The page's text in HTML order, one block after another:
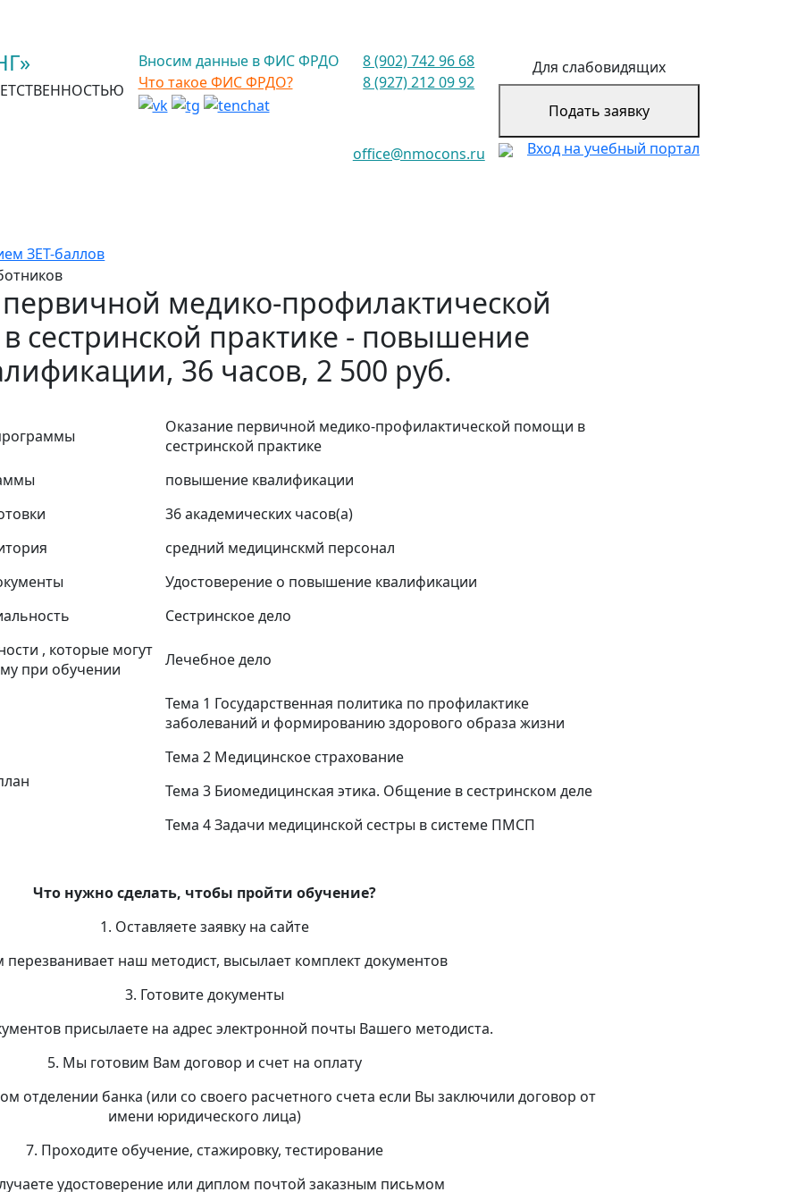
Вносим данные в ФИС ФРДО
Что такое ФИС ФРДО?
8 (902) 742 96 68
8 (927) 212 09 92
office@nmocons.ru
Для слабовидящих
Подать заявку
Вход на учебный портал
ЗЕТ-баллов
медико-профилактической
сестринской практике - повышение
36 часов, 2 500 руб.
Оказание первичной медико-профилактической помощи в
сестринской практике
повышение квалификации
36 академических часов(а)
средний медицинскмй персонал
Удостоверение о повышение квалификации
Сестринское дело
, которые могут
при обучении
Лечебное дело
Тема 1 Государственная политика по профилактике
заболеваний и формированию здорового образа жизни
Тема 2 Медицинское страхование
Тема 3 Биомедицинская этика. Общение в сестринском деле
Тема 4 Задачи медицинской сестры в системе ПМСП
Что нужно сделать, чтобы пройти обучение?
1. Оставляете заявку на сайте
перезванивает наш методист, высылает комплект документов
3. Готовите документы
присылаете на адрес электронной почты Вашего методиста.
5. Мы готовим Вам договор и счет на оплату
отделении банка (или со своего расчетного счета если Вы заключили договор от
имени юридического лица)
7. Проходите обучение, стажировку, тестирование
удостоверение или диплом почтой заказным письмом